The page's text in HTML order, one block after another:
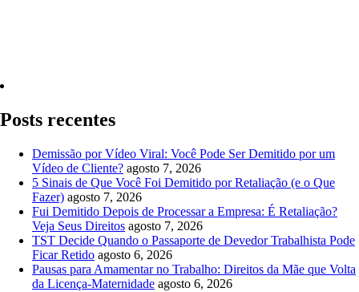
Posts recentes
Demissão por Vídeo Viral: Você Pode Ser Demitido por um
Vídeo de Cliente? agosto 7, 2026
5 Sinais de Que Você Foi Demitido por Retaliação (e o Que
Fazer) agosto 7, 2026
Fui Demitido Depois de Processar a Empresa: É Retaliação?
Veja Seus Direitos agosto 7, 2026
TST Decide Quando o Passaporte de Devedor Trabalhista Pode
Ficar Retido agosto 6, 2026
Pausas para Amamentar no Trabalho: Direitos da Mãe que Volta
da Licença-Maternidade agosto 6, 2026